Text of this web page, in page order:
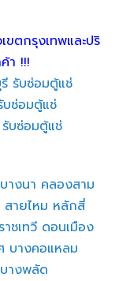
ขตกรุงเทพและปริ
า !!!
รับซ่อมตู้แช่
บซ่อมตู้แช่
รับซ่อมตู้แช่
บางนา คลองสาม
สายไหม หลักสี่
ราชเทวี ดอนเมือง
บางคอแหลม
บางพลัด